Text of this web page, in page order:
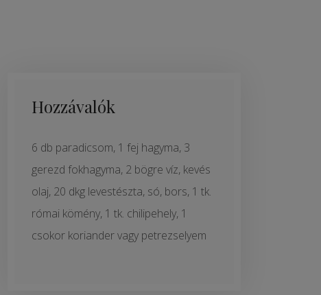
Hozzávalók
6 db paradicsom, 1 fej hagyma, 3
gerezd fokhagyma, 2 bögre víz, kevés
olaj, 20 dkg levestészta, só, bors, 1 tk.
római kömény, 1 tk. chilipehely, 1
csokor koriander vagy petrezselyem